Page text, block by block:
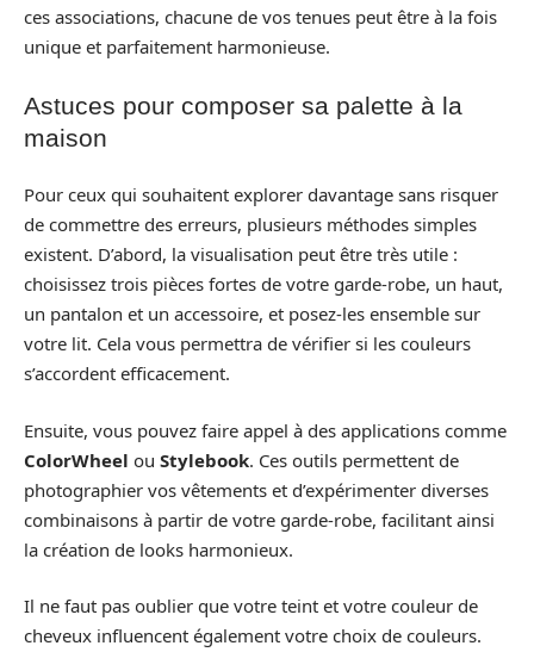
ces associations, chacune de vos tenues peut être à la fois
unique et parfaitement harmonieuse.
Astuces pour composer sa palette à la
maison
Pour ceux qui souhaitent explorer davantage sans risquer
de commettre des erreurs, plusieurs méthodes simples
existent. D’abord, la visualisation peut être très utile :
choisissez trois pièces fortes de votre garde-robe, un haut,
un pantalon et un accessoire, et posez-les ensemble sur
votre lit. Cela vous permettra de vérifier si les couleurs
s’accordent efficacement.
Ensuite, vous pouvez faire appel à des applications comme
ColorWheel ou Stylebook. Ces outils permettent de
photographier vos vêtements et d’expérimenter diverses
combinaisons à partir de votre garde-robe, facilitant ainsi
la création de looks harmonieux.
Il ne faut pas oublier que votre teint et votre couleur de
cheveux influencent également votre choix de couleurs.